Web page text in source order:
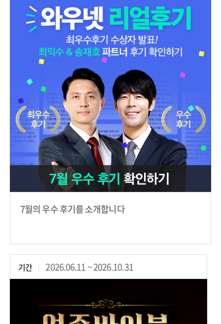
7월의 우수 후기를 소개합니다
기간 2026.06.11 ~ 2026.10.31